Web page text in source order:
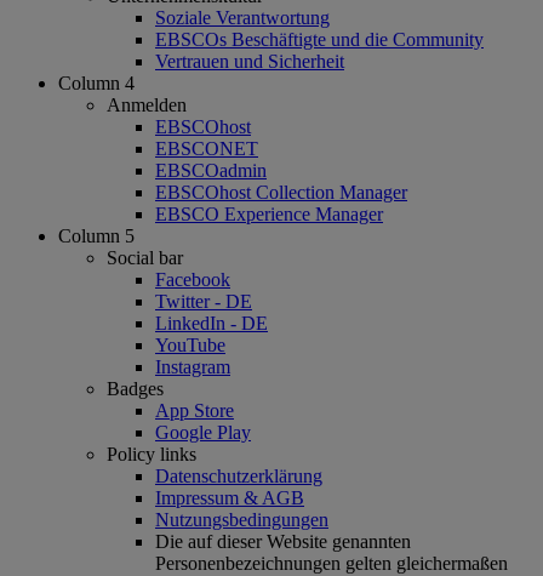
Soziale Verantwortung
EBSCOs Beschäftigte und die Community
Vertrauen und Sicherheit
Column 4
Anmelden
EBSCOhost
EBSCONET
EBSCOadmin
EBSCOhost Collection Manager
EBSCO Experience Manager
Column 5
Social bar
Facebook
Twitter - DE
LinkedIn - DE
YouTube
Instagram
Badges
App Store
Google Play
Policy links
Datenschutzerklärung
Impressum & AGB
Nutzungsbedingungen
Die auf dieser Website genannten
Personenbezeichnungen gelten gleichermaßen